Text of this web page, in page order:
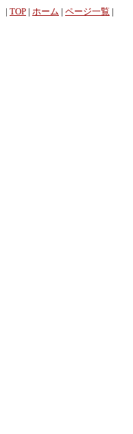
| TOP | ホーム | ページ一覧 |